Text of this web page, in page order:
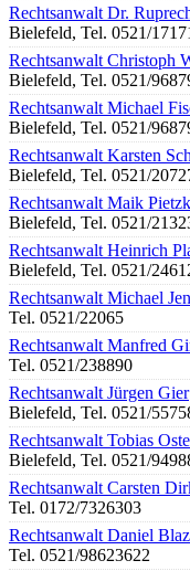
Rechtsanwalt Dr.
Bielefeld, Tel. 0521/
Rechtsanwalt Christoph
Bielefeld, Tel. 0521/
Rechtsanwalt Michael
Bielefeld, Tel. 0521/
Rechtsanwalt Karsten
Bielefeld, Tel. 0521/
Rechtsanwalt Maik
Bielefeld, Tel. 0521/
Rechtsanwalt Heinrich
Bielefeld, Tel. 0521/
Rechtsanwalt Michael
Tel. 0521/22065
Rechtsanwalt Manfred
Tel. 0521/238890
Rechtsanwalt Jürgen Gier
Bielefeld, Tel. 0521/
Rechtsanwalt Tobias
Bielefeld, Tel. 0521/
Rechtsanwalt Carsten
Tel. 0172/7326303
Rechtsanwalt Daniel
Tel. 0521/98623622